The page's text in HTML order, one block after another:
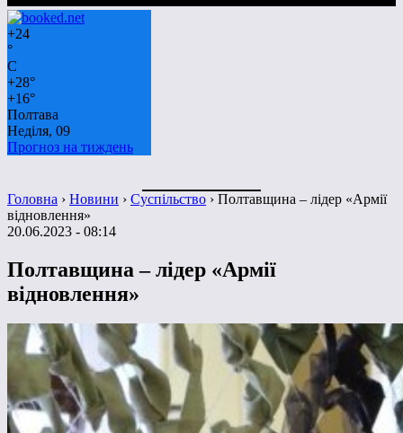
+24
°
C
+28°
+16°
Полтава
Неділя, 09
Прогноз на тиждень
Головна › Новини › Суспільство › Полтавщина – лідер «Армії
відновлення»
20.06.2023 - 08:14
Полтавщина – лідер «Армії
відновлення»